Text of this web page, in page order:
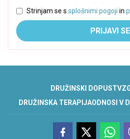
Strinjam se s splošnimi pogoji in
PRIJAVI SE
DRUŽINSKI DOPUST
DRUŽINSKA TERAPIJAODNOSI V